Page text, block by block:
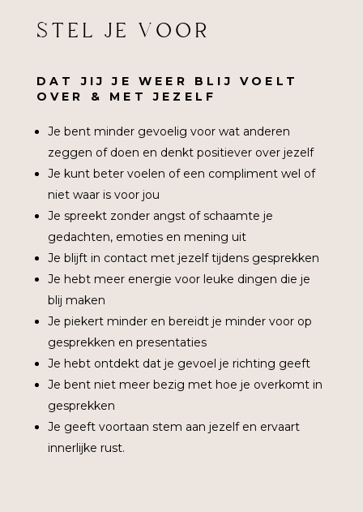
STEL JE VOOR
DAT JIJ JE WEER BLIJ VOELT
OVER & MET JEZELF
Je bent minder gevoelig voor wat anderen
zeggen of doen en denkt positiever over jezelf
Je kunt beter voelen of een compliment wel of
niet waar is voor jou
Je spreekt zonder angst of schaamte je
gedachten, emoties en mening uit
Je blijft in contact met jezelf tijdens gesprekken
Je hebt meer energie voor leuke dingen die je
blij maken
Je piekert minder en bereidt je minder voor op
gesprekken en presentaties
Je hebt ontdekt dat je gevoel je richting geeft
Je bent niet meer bezig met hoe je overkomt in
gesprekken
Je geeft voortaan stem aan jezelf en ervaart
innerlijke rust.